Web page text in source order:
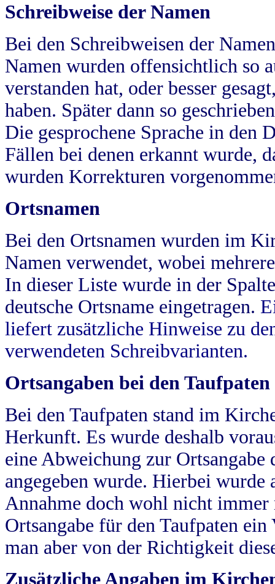
Schreibweise der Namen
Bei den Schreibweisen der
Namen wurden offensichtlich so
verstanden hat, oder besser
haben. Später dann so
Die gesprochene Sprache in
Fällen bei denen erkannt wurde,
wurden Korrekturen
Ortsnamen
Bei den Ortsnamen wurden im
Namen verwendet, wobei
In dieser Liste wurde in der
deutsche Ortsname eingetragen.
liefert zusätzliche Hinweise zu
verwendeten Schreibvarianten.
Ortsangaben bei den Taufpaten
Bei den Taufpaten stand im
Herkunft. Es wurde deshalb
eine Abweichung zur
angegeben wurde. Hierbei wurde
Annahme doch wohl nicht
Ortsangabe für den Taufpaten
man aber von der Richtigkeit
Zusätzliche Angaben im